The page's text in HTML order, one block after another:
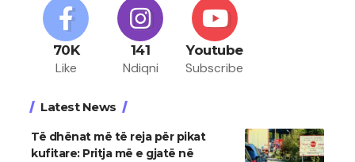
70K
Like
141
Ndiqni
Youtube
Subscribe
Latest News
Të dhënat më të reja për pikat
kufitare: Pritja më e gjatë në